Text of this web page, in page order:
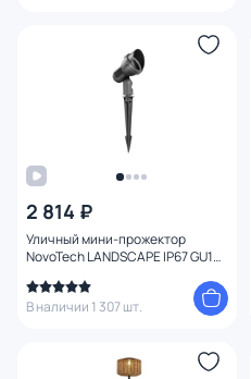
2 814 ₽
Уличный мини-прожектор
NovoTech LANDSCAPE IP67 GU10
В наличии 1 307 шт.
Форма
Форма плафона
Оформление